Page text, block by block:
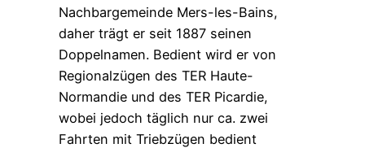
Nachbargemeinde Mers-les-Bains,
daher trägt er seit 1887 seinen
Doppelnamen. Bedient wird er von
Regionalzügen des TER Haute-
Normandie und des TER Picardie,
wobei jedoch täglich nur ca. zwei
Fahrten mit Triebzügen bedient